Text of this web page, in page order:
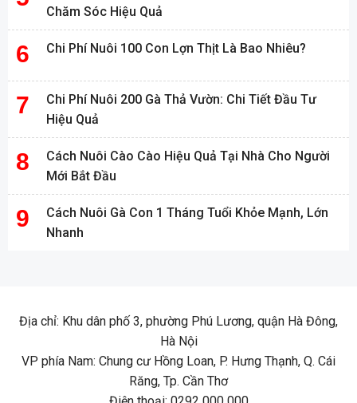
Chăm Sóc Hiệu Quả
Chi Phí Nuôi 100 Con Lợn Thịt Là Bao Nhiêu?
Chi Phí Nuôi 200 Gà Thả Vườn: Chi Tiết Đầu Tư
Hiệu Quả
Cách Nuôi Cào Cào Hiệu Quả Tại Nhà Cho Người
Mới Bắt Đầu
Cách Nuôi Gà Con 1 Tháng Tuổi Khỏe Mạnh, Lớn
Nhanh
Địa chỉ: Khu dân phố 3, phường Phú Lương, quận Hà Đông,
Hà Nội
VP phía Nam: Chung cư Hồng Loan, P. Hưng Thạnh, Q. Cái
Răng, Tp. Cần Thơ